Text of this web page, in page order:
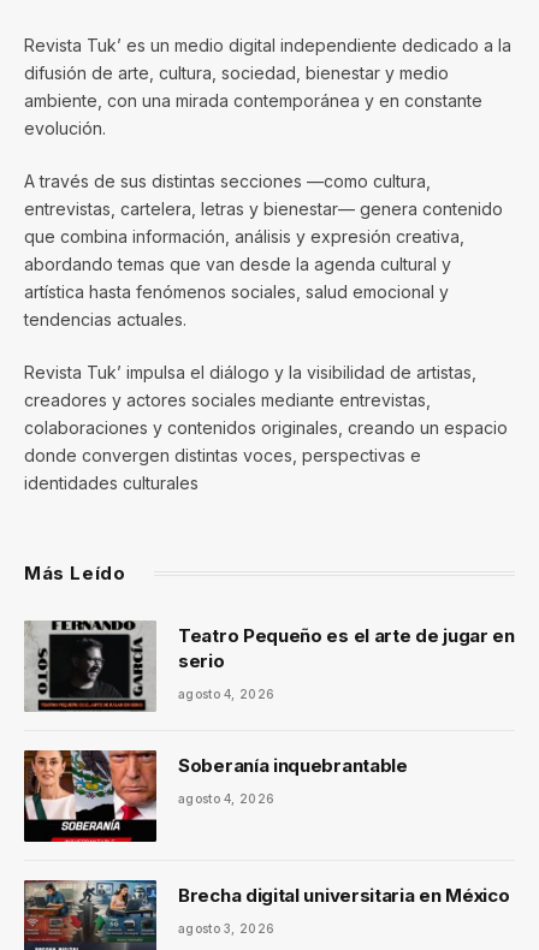
Revista Tuk’ es un medio digital independiente dedicado a la
difusión de arte, cultura, sociedad, bienestar y medio
ambiente, con una mirada contemporánea y en constante
evolución.
A través de sus distintas secciones —como cultura,
entrevistas, cartelera, letras y bienestar— genera contenido
que combina información, análisis y expresión creativa,
abordando temas que van desde la agenda cultural y
artística hasta fenómenos sociales, salud emocional y
tendencias actuales.
Revista Tuk’ impulsa el diálogo y la visibilidad de artistas,
creadores y actores sociales mediante entrevistas,
colaboraciones y contenidos originales, creando un espacio
donde convergen distintas voces, perspectivas e
identidades culturales
Más Leído
Teatro Pequeño es el arte de jugar en
serio
agosto 4, 2026
Soberanía inquebrantable
agosto 4, 2026
Brecha digital universitaria en México
agosto 3, 2026